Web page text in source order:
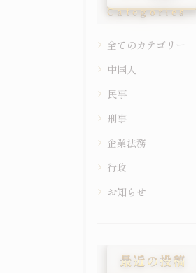
Categories
全てのカテゴリー
中国人
民事
刑事
企業法務
行政
お知らせ
最近の投稿